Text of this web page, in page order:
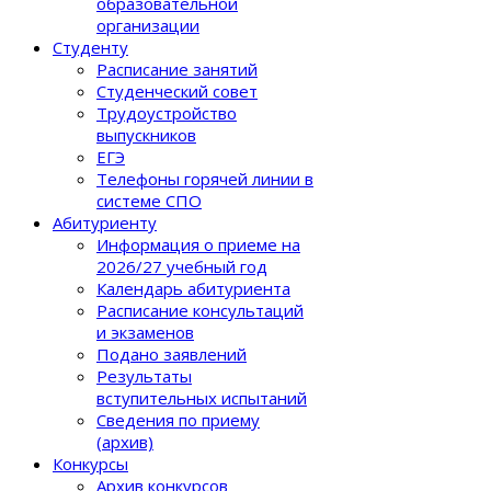
организации
Студенту
Расписание занятий
Студенческий совет
Трудоустройство
выпускников
ЕГЭ
Телефоны горячей линии в
системе СПО
Абитуриенту
Информация о приеме на
2026/27 учебный год
Календарь абитуриента
Расписание консультаций
и экзаменов
Подано заявлений
Результаты
вступительных испытаний
Сведения по приему
(архив)
Конкурсы
Архив конкурсов